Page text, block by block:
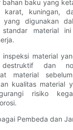
bahan baku yang
karat, kuningan,
yang digunakan
standar material
inspeksi material
dan
material
kualitas material
risiko
Pembeda dan